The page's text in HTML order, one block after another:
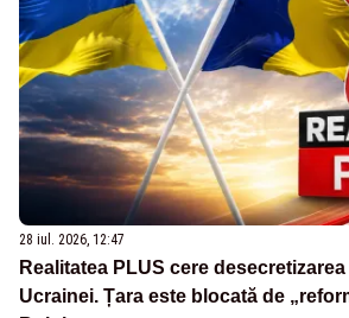
28 iul. 2026, 12:47
Realitatea PLUS cere
Ucrainei. Țara este blocată de